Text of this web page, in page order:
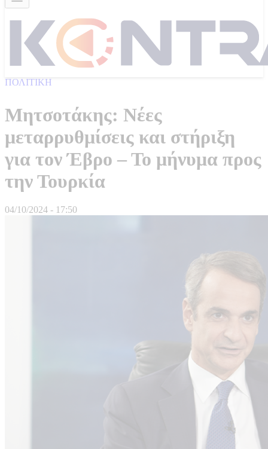
ΠΟΛΙΤΙΚΗ
Μητσοτάκης: Νέες
μεταρρυθμίσεις και στήριξη
για τον Έβρο – Το μήνυμα προς
την Τουρκία
04/10/2024 - 17:50